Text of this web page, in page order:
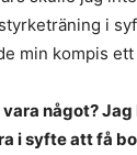
i
min kompis
något?
i syfte att få